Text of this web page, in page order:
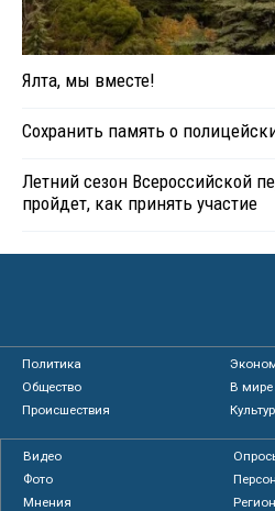
Ялта, мы вместе!
Сохранить память о
Летний сезон Всероссийской
пройдет, как принять участие
Политика
Общество
В мире
Происшествия
Видео
Фото
Мнения